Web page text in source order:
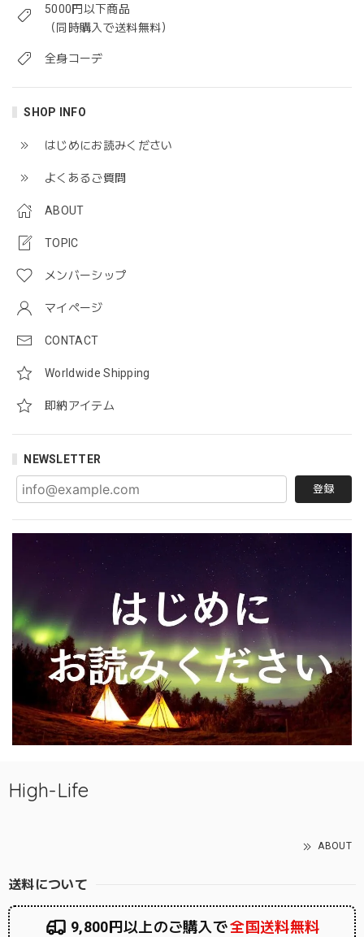
5000円以下商品
（同時購入で送料無料）
全身コーデ
SHOP INFO
はじめにお読みください
よくあるご質問
ABOUT
TOPIC
メンバーシップ
マイページ
CONTACT
Worldwide Shipping
即納アイテム
NEWSLETTER
登録
High-Life
ABOUT
送料について
9,800円以上のご購入で全国送料無料